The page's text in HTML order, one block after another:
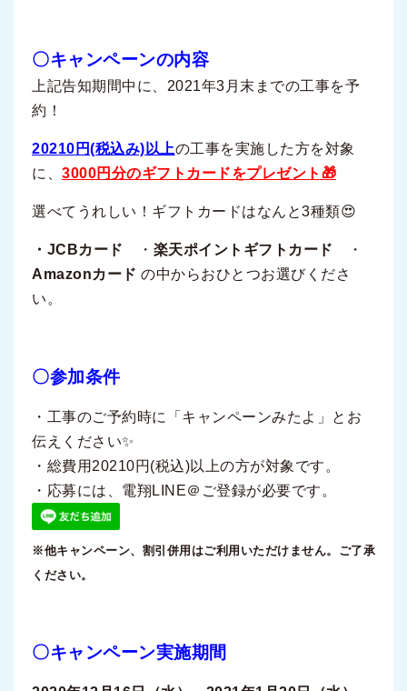
〇キャンペーンの内容
上記告知期間中に、2021年3月末までの工事を予
約！
20210円(税込み)以上の工事を実施した方を対象
に、 3000円分のギフトカードをプレゼント🎁
選べてうれしい！ギフトカードはなんと3種類😍
・JCBカード ・ 楽天ポイントギフトカード ・
Amazonカード の中からおひとつお選びくださ
い。
〇参加条件
・工事のご予約時に「キャンペーンみたよ」とお
伝えください✨
・総費用20210円(税込)以上の方が対象です。
・応募には、電翔LINE＠ご登録が必要です。
※他キャンペーン、割引併用はご利用いただけません。ご了承
ください。
〇キャンペーン実施期間